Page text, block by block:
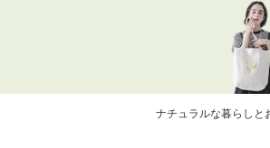
ナチュラルな暮らしと